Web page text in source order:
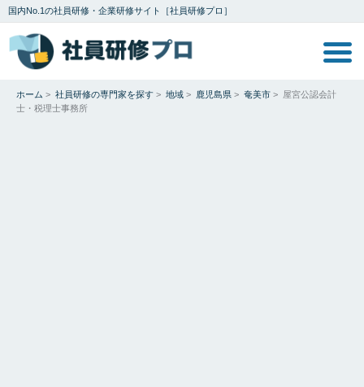
国内No.1の社員研修・企業研修サイト［社員研修プロ］
ホーム > 社員研修の専門家を探す > 地域 > 鹿児島県 > 奄美市 > 屋宮公認会計
士・税理士事務所